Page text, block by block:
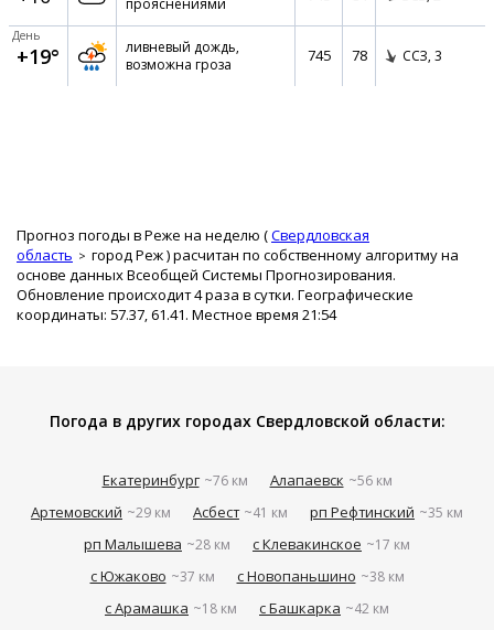
прояснениями
День
+19°
ливневый дождь,
возможна гроза
745 78 ССЗ, 3
Прогноз погоды в Реже на неделю (Свердловская
область
город Реж) расчитан по собственному алгоритму на
основе данных Всеобщей Системы Прогнозирования.
Обновление происходит 4 раза в сутки. Географические
координаты: 57.37, 61.41. Местное время 21:54
Погода в других городах Свердловской области:
Екатеринбург ~76 км Алапаевск ~56 км
Артемовский ~29 км Асбест ~41 км рп Рефтинский ~35 км
рп Малышева ~28 км с Клевакинское ~17 км
с Южаково ~37 км с Новопаньшино ~38 км
с Арамашка ~18 км с Башкарка ~42 км